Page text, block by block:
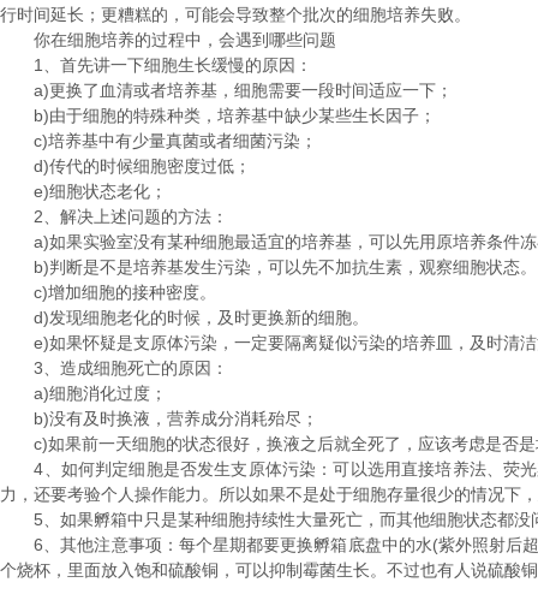
行时间延长；更糟糕的，可能会导致整个批次的细胞培养失败。
你在细胞培养的过程中，会遇到哪些问题
1、首先讲一下细胞生长缓慢的原因：
a)更换了血清或者培养基，细胞需要一段时间适应一下；
b)由于细胞的特殊种类，培养基中缺少某些生长因子；
c)培养基中有少量真菌或者细菌污染；
d)传代的时候细胞密度过低；
e)细胞状态老化；
2、解决上述问题的方法：
a)如果实验室没有某种细胞最适宜的培养基，可以先用原培养条件冻
b)判断是不是培养基发生污染，可以先不加抗生素，观察细胞状态。
c)增加细胞的接种密度。
d)发现细胞老化的时候，及时更换新的细胞。
e)如果怀疑是支原体污染，一定要隔离疑似污染的培养皿，及时清
3、造成细胞死亡的原因：
a)细胞消化过度；
b)没有及时换液，营养成分消耗殆尽；
c)如果前一天细胞的状态很好，换液之后就全死了，应该考虑是否是
4、如何判定细胞是否发生支原体污染：可以选用直接培养法、荧光
力，还要考验个人操作能力。所以如果不是处于细胞存量很少的情况下
5、如果孵箱中只是某种细胞持续性大量死亡，而其他细胞状态都没
6、其他注意事项：每个星期都要更换孵箱底盘中的水(紫外照射后
个烧杯，里面放入饱和硫酸铜，可以抑制霉菌生长。不过也有人说硫酸